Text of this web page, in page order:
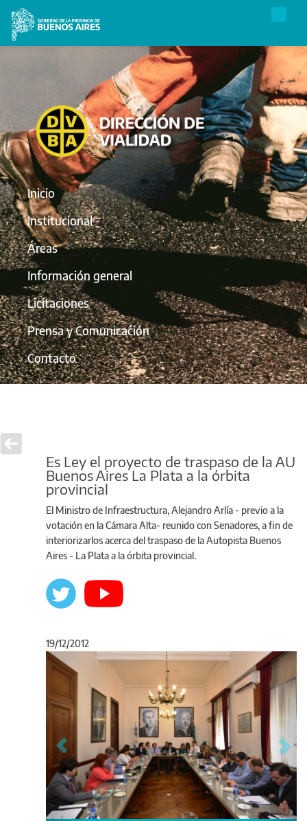
Inicio
Institucional
Áreas
Información general
Licitaciones
Prensa y Comunicación
Contacto
Es Ley el proyecto de traspaso de la AU
Buenos Aires La Plata a la órbita
provincial
El Ministro de Infraestructura, Alejandro Arlía - previo a la
votación en la Cámara Alta- reunido con Senadores, a fin de
interiorizarlos acerca del traspaso de la Autopista Buenos
Aires - La Plata a la órbita provincial.
19/12/2012
Anterior